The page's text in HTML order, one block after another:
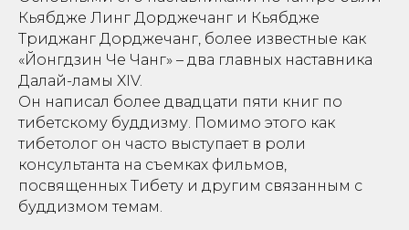
Кьябдже Линг Дорджечанг и Кьябдже
Триджанг Дорджечанг, более известные как
«Йонгдзин Че Чанг» – два главных наставника
Далай-ламы XIV.
Он написал более двадцати пяти книг по
тибетскому буддизму. Помимо этого как
тибетолог он часто выступает в роли
консультанта на съемках фильмов,
посвященных Тибету и другим связанным с
буддизмом темам.